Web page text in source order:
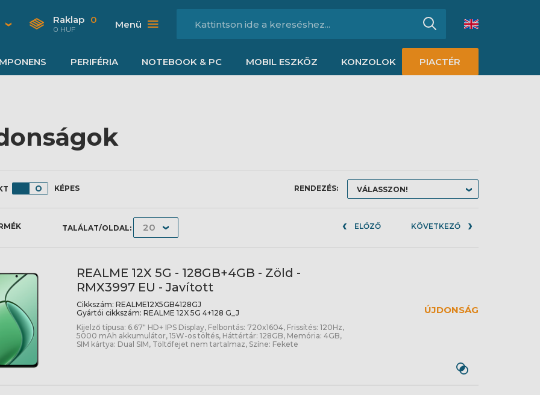
Raklap 0
0 HUF Menü
PERIFÉRIA NOTEBOOK & PC MOBIL ESZKÖZ KONZOLOK PIACTÉR
KÉPES RENDEZÉS:
TALÁLAT/OLDAL: ELŐZŐ KÖVETKEZŐ
REALME 12X 5G - 128GB+4GB - Zöld -
RMX3997 EU - Javított
Cikkszám: REALME12X5GB4128GJ
Gyártói cikkszám: REALME 12X 5G 4+128 G_J
Kijelző típusa: 6.67" HD+ IPS Display, Felbontás: 720x1604, Frissítés: 120Hz,
5000 mAh akkumulátor, 15W-os töltés, Háttértár: 128GB, Memória: 4GB,
SIM kártya: Dual SIM, Töltőfejet nem tartalmaz, Színe: Fekete
ÚJDONSÁG